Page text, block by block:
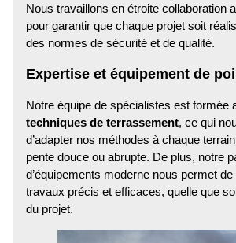
Nous travaillons en étroite collaboration
pour garantir que chaque projet soit
des normes de sécurité et de qualité.
Expertise et équipement de
Notre équipe de spécialistes est formée
techniques de terrassement, ce qui
d’adapter nos méthodes à chaque
pente douce ou abrupte. De plus, notre
d’équipements moderne nous permet
travaux précis et efficaces, quelle que
du projet.